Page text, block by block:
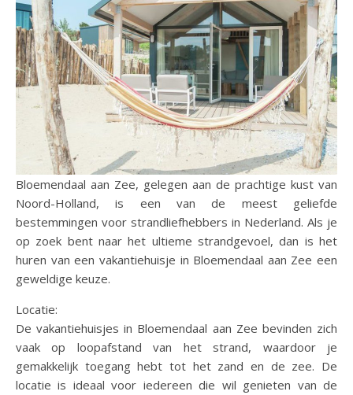
Bloemendaal aan Zee, gelegen aan de prachtige kust van
Noord-Holland, is een van de meest geliefde
bestemmingen voor strandliefhebbers in Nederland. Als je
op zoek bent naar het ultieme strandgevoel, dan is het
huren van een vakantiehuisje in Bloemendaal aan Zee een
geweldige keuze.
Locatie:
De vakantiehuisjes in Bloemendaal aan Zee bevinden zich
vaak op loopafstand van het strand, waardoor je
gemakkelijk toegang hebt tot het zand en de zee. De
locatie is ideaal voor iedereen die wil genieten van de